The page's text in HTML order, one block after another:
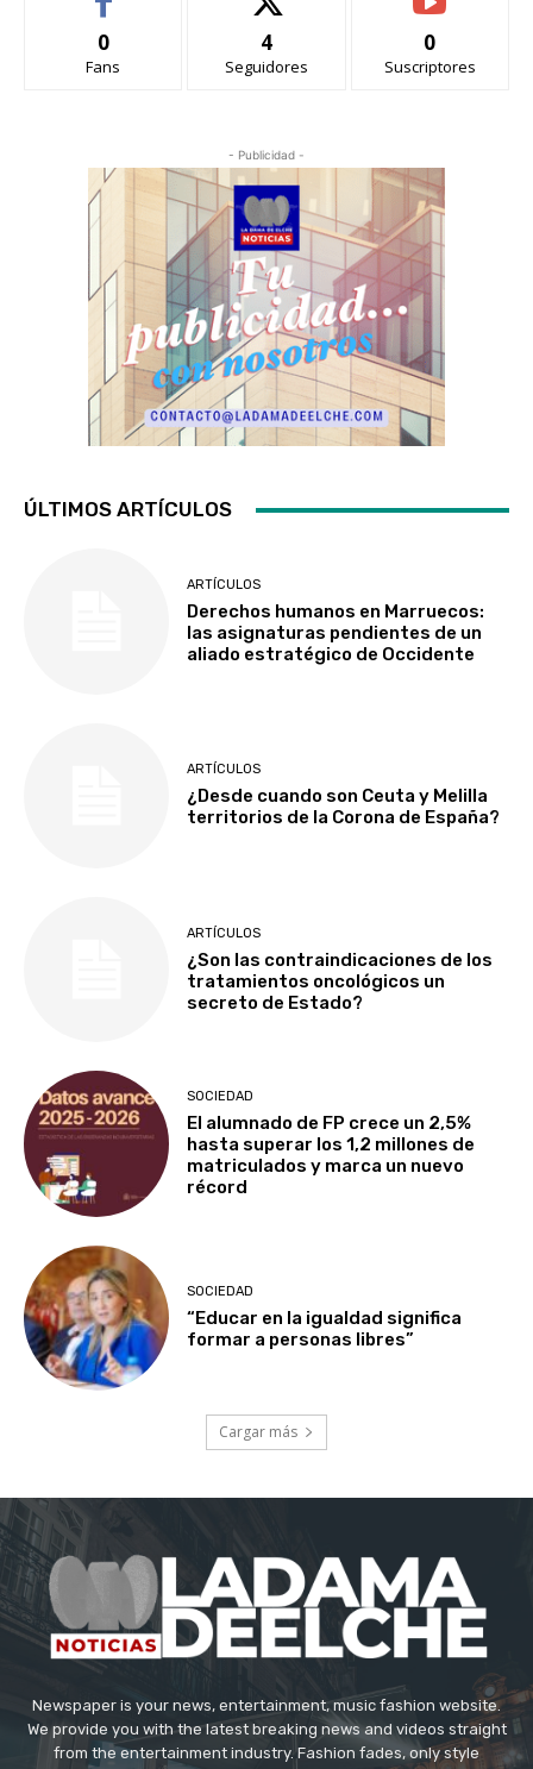
0
Fans
4
Seguidores
0
Suscriptores
- Publicidad -
ÚLTIMOS ARTÍCULOS
ARTÍCULOS
Derechos humanos en Marruecos:
las asignaturas pendientes de un
aliado estratégico de Occidente
ARTÍCULOS
¿Desde cuando son Ceuta y Melilla
territorios de la Corona de España?
ARTÍCULOS
¿Son las contraindicaciones de los
tratamientos oncológicos un
secreto de Estado?
SOCIEDAD
El alumnado de FP crece un 2,5%
hasta superar los 1,2 millones de
matriculados y marca un nuevo
récord
SOCIEDAD
“Educar en la igualdad significa
formar a personas libres”
Cargar más
Newspaper is your news, entertainment, music fashion website.
We provide you with the latest breaking news and videos straight
from the entertainment industry. Fashion fades, only style